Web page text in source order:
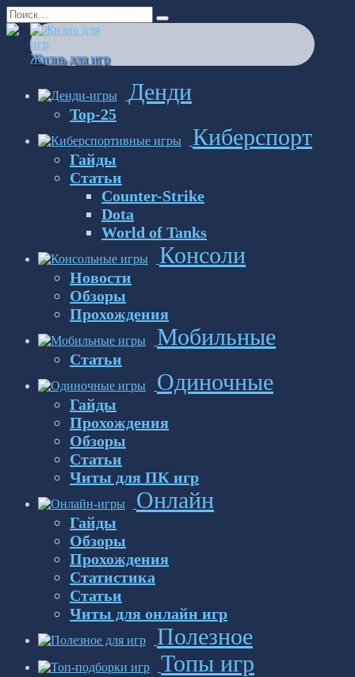
Перейти
к
содержанию
Search
for:
Жизнь для игр
Денди
Top-25
Киберспорт
Гайды
Статьи
Counter-Strike
Dota
World of Tanks
Консоли
Новости
Обзоры
Прохождения
Мобильные
Статьи
Одиночные
Гайды
Прохождения
Обзоры
Статьи
Читы для ПК игр
Онлайн
Гайды
Обзоры
Прохождения
Статистика
Статьи
Читы для онлайн игр
Полезное
Топы игр